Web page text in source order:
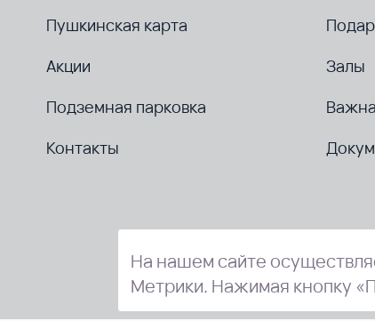
Пушкинская карта
Акции
Залы
Подземная парковка
Контакты
На нашем сайте
Метрики. Нажимая кнопку